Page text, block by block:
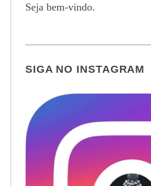
Seja bem-vindo.
SIGA NO INSTAGRAM